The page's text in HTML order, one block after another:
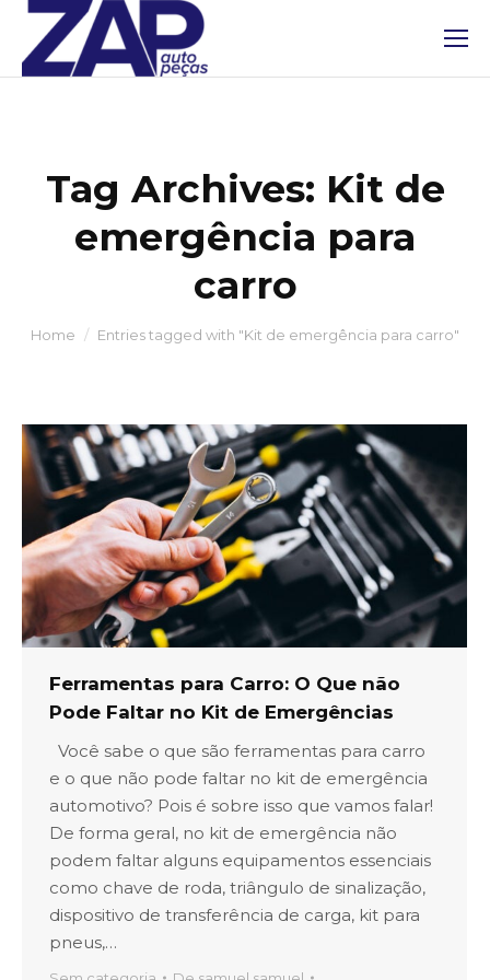
Tag Archives: Kit de
emergência para
carro
You are here:
Home Entries tagged with "Kit de emergência para carro"
Ferramentas para Carro: O Que não
Pode Faltar no Kit de Emergências
Você sabe o que são ferramentas para carro
e o que não pode faltar no kit de emergência
automotivo? Pois é sobre isso que vamos falar!
De forma geral, no kit de emergência não
podem faltar alguns equipamentos essenciais
como chave de roda, triângulo de sinalização,
dispositivo de transferência de carga, kit para
pneus,…